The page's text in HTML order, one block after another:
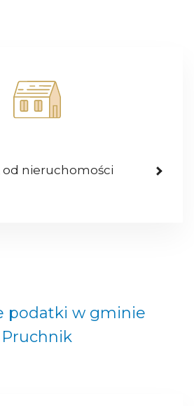
od nieruchomości
podatki w gminie
Pruchnik